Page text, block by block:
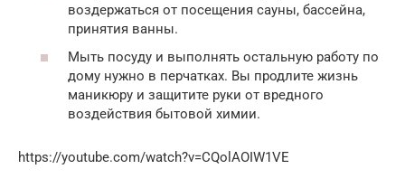
воздержаться от посещения сауны, бассейна,
принятия ванны.
Мыть посуду и выполнять остальную работу по
дому нужно в перчатках. Вы продлите жизнь
маникюру и защитите руки от вредного
воздействия бытовой химии.
https://youtube.com/watch?v=CQolAOIW1VE